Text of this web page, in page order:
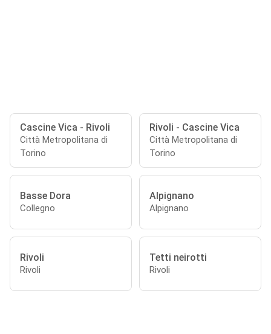
Cascine Vica - Rivoli
Città Metropolitana di
Torino
Rivoli - Cascine Vica
Città Metropolitana di
Torino
Basse Dora
Collegno
Alpignano
Alpignano
Rivoli
Rivoli
Tetti neirotti
Rivoli